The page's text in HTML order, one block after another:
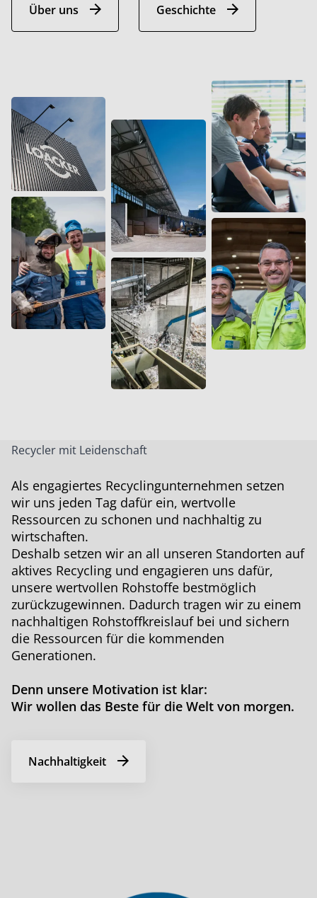
Über uns Geschichte
Recycler mit Leidenschaft
Als engagiertes Recyclingunternehmen setzen
wir uns jeden Tag dafür ein, wertvolle
Ressourcen zu schonen und nachhaltig zu
wirtschaften.
Deshalb setzen wir an all unseren Standorten auf
aktives Recycling und engagieren uns dafür,
unsere wertvollen Rohstoffe bestmöglich
zurückzugewinnen. Dadurch tragen wir zu einem
nachhaltigen Rohstoffkreislauf bei und sichern
die Ressourcen für die kommenden
Generationen.
Denn unsere Motivation ist klar:
Wir wollen das Beste für die Welt von morgen.
Nachhaltigkeit